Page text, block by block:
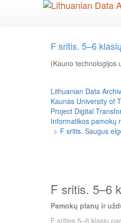
F sritis. 5–6
(Kauno technologijos
Lithuanian Data
Kaunas University of
Project Digital
Informatikos pamokų
> F sritis. Saugus
F sritis. 5–6
Pamokų planų ir
F srities 5–6 klasių